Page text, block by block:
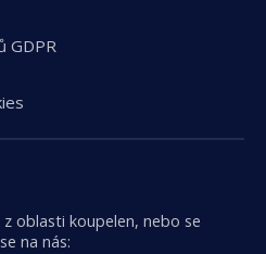
GDPR
oblasti koupelen, nebo se
na nás: